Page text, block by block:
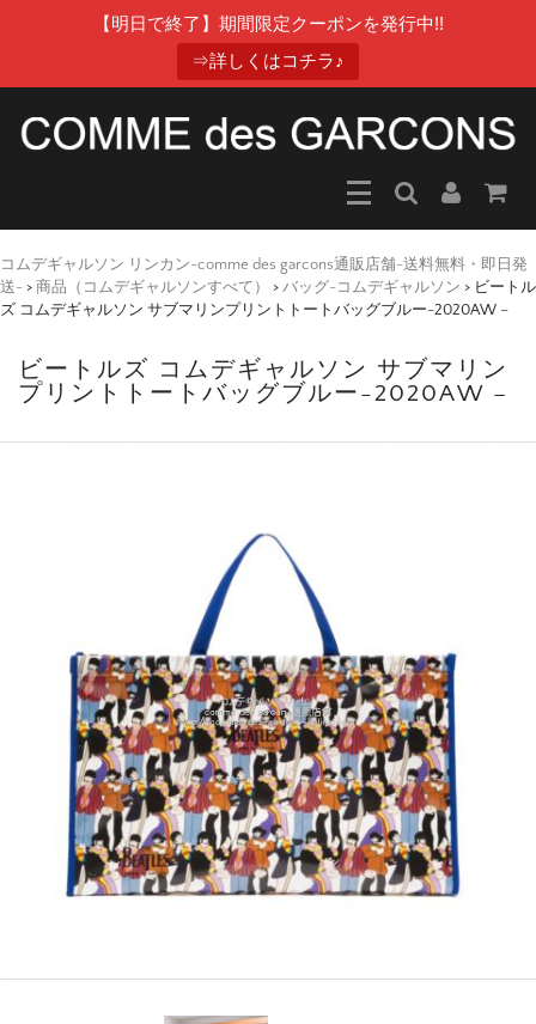
【明日で終了】期間限定クーポンを発行中!!
⇒詳しくはコチラ♪
コムデギャルソン リンカン-comme des garcons通販店舗-送料無料・即日発
送- > 商品（コムデギャルソンすべて） > バッグ-コムデギャルソン > ビートル
ズ コムデギャルソン サブマリンプリントトートバッグブルー-2020AW –
ビートルズ コムデギャルソン サブマリン
プリントトートバッグブルー-2020AW –